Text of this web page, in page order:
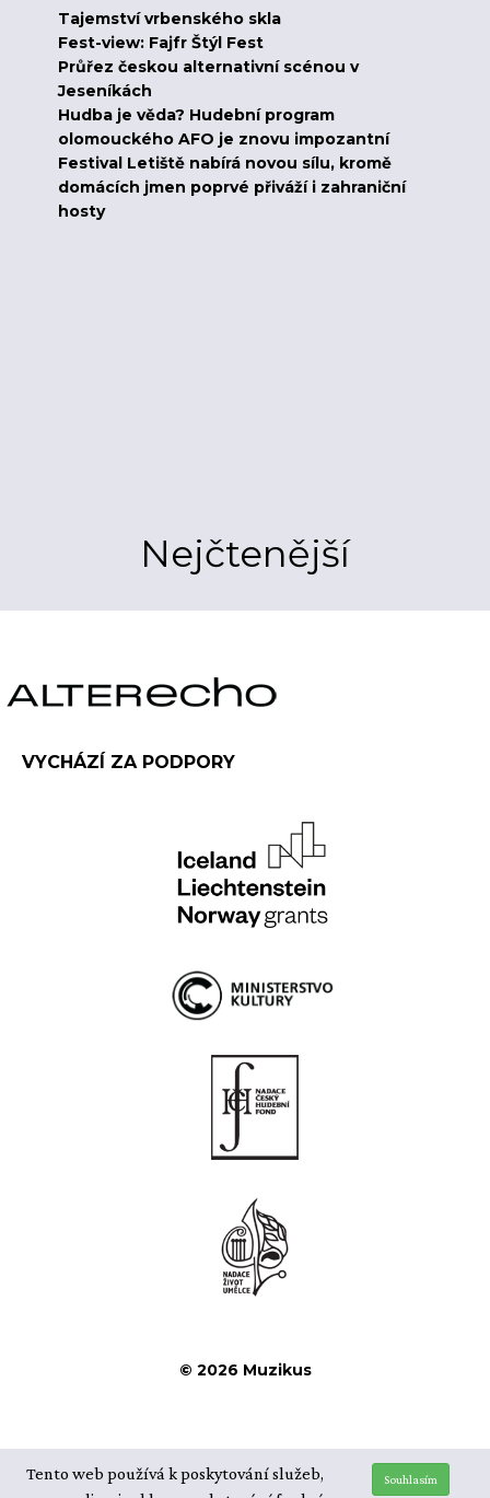
Tajemství vrbenského skla
Fest-view: Fajfr Štýl Fest
Průřez českou alternativní scénou v
Jeseníkách
Hudba je věda? Hudební program
olomouckého AFO je znovu impozantní
Festival Letiště nabírá novou sílu, kromě
domácích jmen poprvé přiváží i zahraniční
hosty
Nejčtenější
VYCHÁZÍ ZA PODPORY
© 2026 Muzikus
Tento web používá k poskytování služeb,
Souhlasím